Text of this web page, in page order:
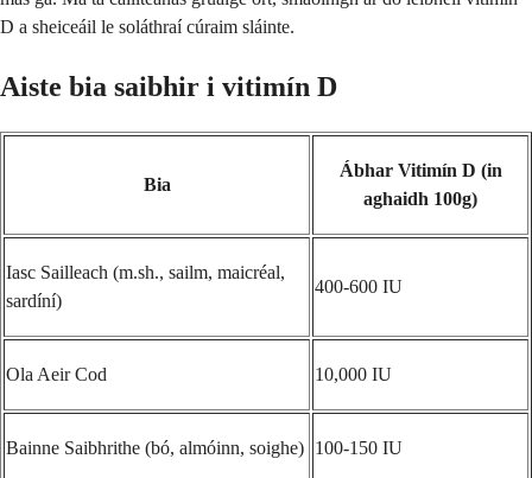
D a sheiceáil le soláthraí cúraim sláinte.
Aiste bia saibhir i vitimín D
Bia
Ábhar Vitimín D (in
aghaidh 100g)
Iasc Sailleach (m.sh., sailm, maicréal,
sardíní)
400-600 IU
Ola Aeir Cod 10,000 IU
Bainne Saibhrithe (bó, almóinn, soighe) 100-150 IU